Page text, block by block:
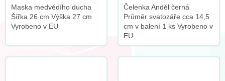
Maska medvědího ducha
Šířka 26 cm Výška 27 cm
Vyrobeno v EU
Čelenka Anděl černá
Průměr svatozáře cca 14,5
cm v balení 1 ks Vyrobeno v
EU